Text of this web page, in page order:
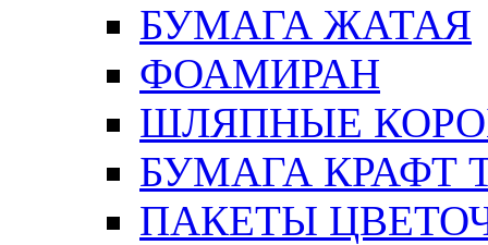
БУМАГА ЖАТАЯ
ФОАМИРАН
ШЛЯПНЫЕ
БУМАГА КРАФТ
ПАКЕТЫ